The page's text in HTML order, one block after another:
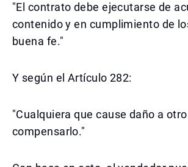
"El contrato debe ejecutarse de
contenido y en cumplimiento de
buena fe."
Y según el Artículo 282:
"Cualquiera que cause daño a
compensarlo."